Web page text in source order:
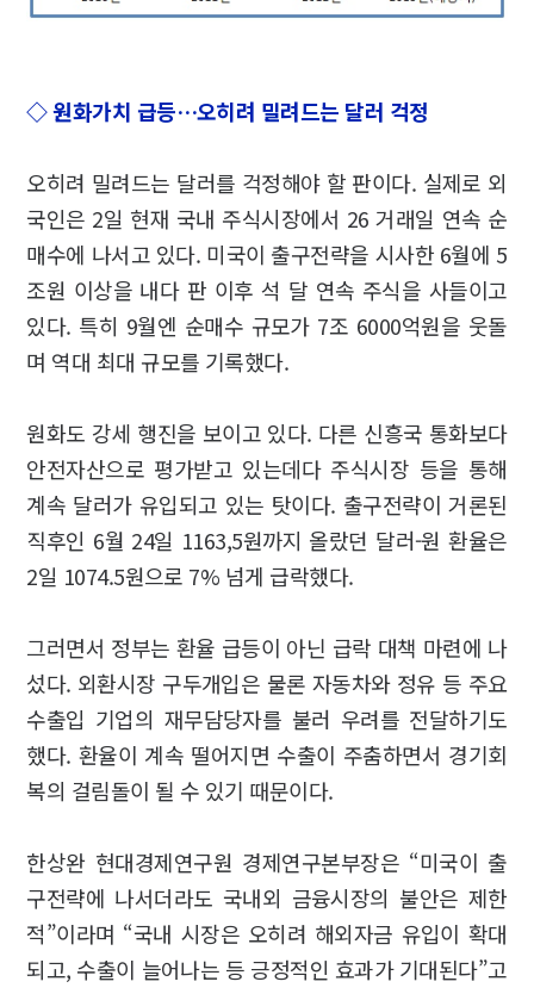
◇ 원화가치 급등…오히려 밀려드는 달러 걱정
오히려 밀려드는 달러를 걱정해야 할 판이다. 실제로 외
국인은 2일 현재 국내 주식시장에서 26 거래일 연속 순
매수에 나서고 있다. 미국이 출구전략을 시사한 6월에 5
조원 이상을 내다 판 이후 석 달 연속 주식을 사들이고
있다. 특히 9월엔 순매수 규모가 7조 6000억원을 웃돌
며 역대 최대 규모를 기록했다.
원화도 강세 행진을 보이고 있다. 다른 신흥국 통화보다
안전자산으로 평가받고 있는데다 주식시장 등을 통해
계속 달러가 유입되고 있는 탓이다. 출구전략이 거론된
직후인 6월 24일 1163,5원까지 올랐던 달러-원 환율은
2일 1074.5원으로 7% 넘게 급락했다.
그러면서 정부는 환율 급등이 아닌 급락 대책 마련에 나
섰다. 외환시장 구두개입은 물론 자동차와 정유 등 주요
수출입 기업의 재무담당자를 불러 우려를 전달하기도
했다. 환율이 계속 떨어지면 수출이 주춤하면서 경기회
복의 걸림돌이 될 수 있기 때문이다.
한상완 현대경제연구원 경제연구본부장은 “미국이 출
구전략에 나서더라도 국내외 금융시장의 불안은 제한
적”이라며 “국내 시장은 오히려 해외자금 유입이 확대
되고, 수출이 늘어나는 등 긍정적인 효과가 기대된다”고